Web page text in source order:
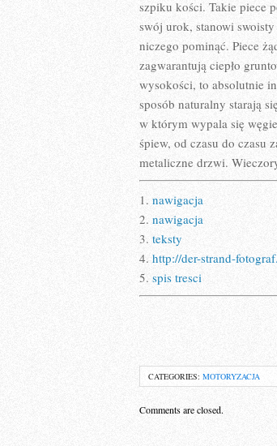
szpiku kości. Takie piece
swój urok, stanowi
niczego pominąć. Piece
zagwarantują ciepło
wysokości, to absolutnie
sposób naturalny starają
w którym wypala się
śpiew, od czasu do czasu
metaliczne drzwi.
1. nawigacja
2. nawigacja
3. teksty
4. http://der-strand-
5. spis tresci
CATEGORIES: MOTORYZACJA
Comments are closed.